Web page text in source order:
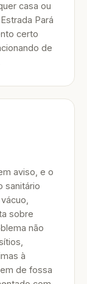
casa ou
Pará
certo
de
aviso, e o
sanitário
sobre
não
à
de fossa